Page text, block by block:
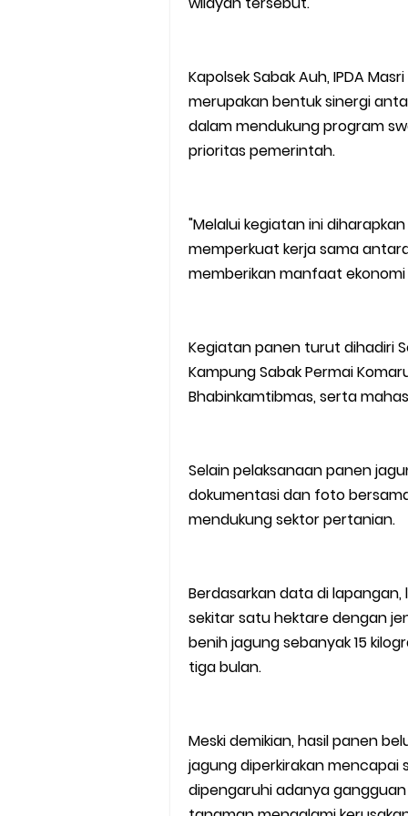
Kapolsek Sabak Auh, IPDA
merupakan bentuk sinergi
dalam mendukung program
prioritas pemerintah.
"Melalui kegiatan ini
memperkuat kerja sama
memberikan manfaat
Kegiatan panen turut dihadiri
Kampung Sabak Permai
Bhabinkamtibmas, serta
Selain pelaksanaan panen
dokumentasi dan foto
mendukung sektor pertanian.
Berdasarkan data di
sekitar satu hektare dengan
benih jagung sebanyak 15
tiga bulan.
Meski demikian, hasil panen
jagung diperkirakan mencapai
dipengaruhi adanya